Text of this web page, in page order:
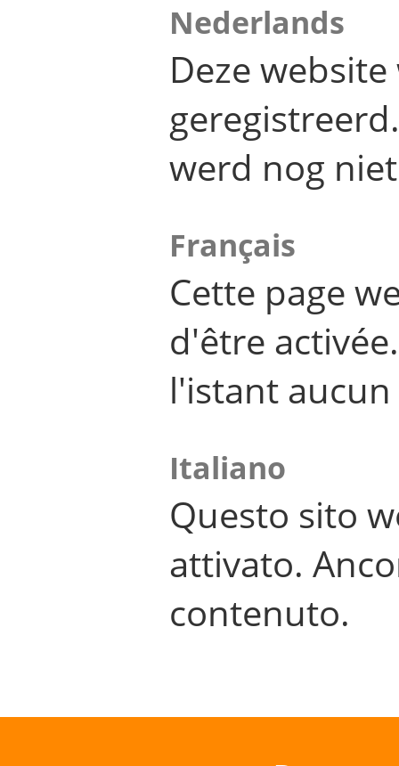
Nederlands
Deze
werd nog
Français
Cette page
d'être
l'istant
Italiano
Questo sito
attivato.
contenuto.